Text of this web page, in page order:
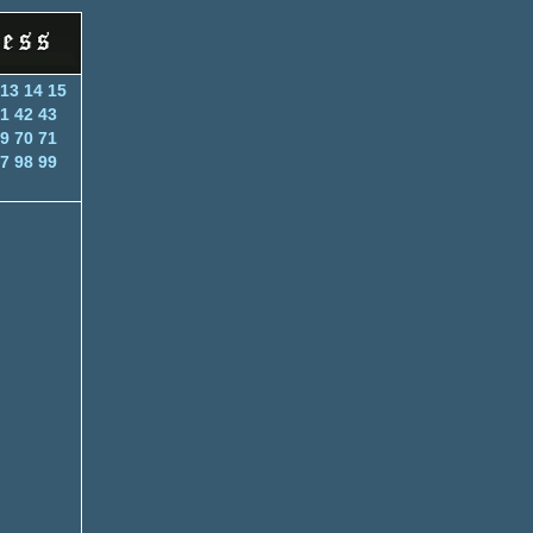
13 14 15
42 43
70 71
98 99